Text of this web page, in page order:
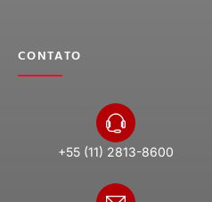
CONTATO
+55 (11) 2813-8600